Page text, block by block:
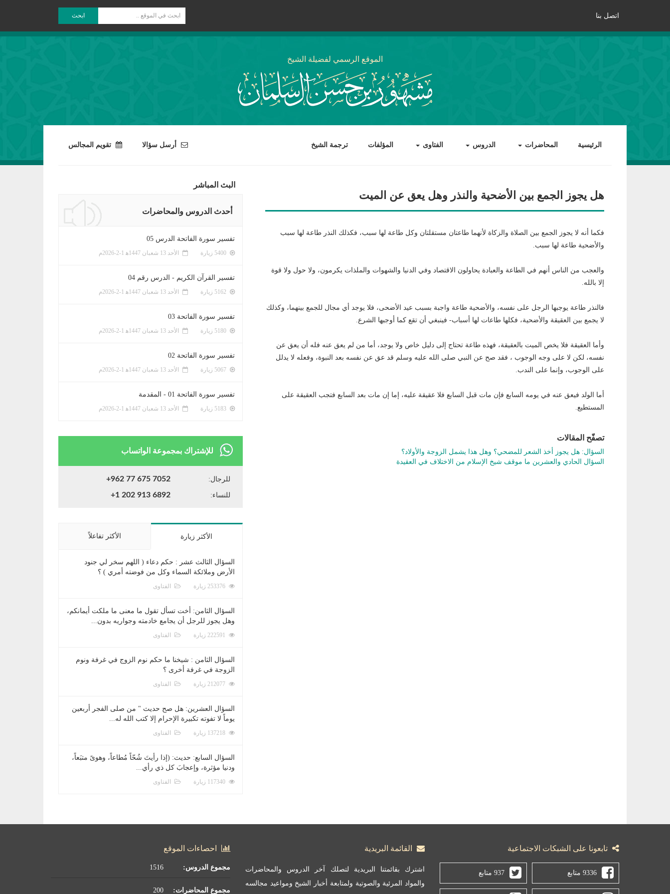
اتصل بنا ابحث
الموقع الرسمي لفضيلة الشيخ
الرئيسية المحاضرات الدروس الفتاوى المؤلفات ترجمة الشيخ أرسل سؤالا تقويم المجالس
هل يجوز الجمع بين الأضحية والنذر وهل يعق عن الميت
فكما أنه لا يجوز الجمع بين الصلاة والزكاة لأنهما طاعتان مستقلتان وكل طاعة لها سبب، فكذلك النذر طاعة لها سبب
والأضحية طاعة لها سبب.
والعجب من الناس أنهم في الطاعة والعبادة يحاولون الاقتصاد وفي الدنيا والشهوات والملذات يكرمون، ولا حول ولا قوة
إلا بالله.
فالنذر طاعة يوجبها الرجل على نفسه، والأضحية طاعة واجبة بسبب عيد الأضحى، فلا يوجد أي مجال للجمع بينهما، وكذلك
لا يجمع بين العقيقة والأضحية، فكلها طاعات لها أسباب- فينبغي أن تقع كما أوجبها الشرع.
وأما العقيقة فلا يخص الميت بالعقيقة، فهذه طاعة تحتاج إلى دليل خاص ولا يوجد، أما من لم يعق عنه فله أن يعق عن
نفسه، لكن لا على وجه الوجوب ، فقد صح عن النبي صلى الله عليه وسلم قد عق عن نفسه بعد النبوة، وفعله لا يدلل
على الوجوب، وإنما على الندب.
أما الولد فيعق عنه في يومه السابع فإن مات قبل السابع فلا عقيقة عليه، إما إن مات بعد السابع فتجب العقيقة على
المستطيع.
تصفّح المقالات
السؤال: هل يجوز أخذ الشعر للمضحي؟ وهل هذا يشمل الزوجة والأولاد؟
السؤال الحادي والعشرين ما موقف شيخ الإسلام من الاختلاف في العقيدة
البث المباشر
أحدث الدروس والمحاضرات
تفسير سورة الفاتحة الدرس 05
الأحد 13 شعبان 1447ﻫ 1-2-2026م
تفسير القرآن الكريم - الدرس رقم 04
الأحد 13 شعبان 1447ﻫ 1-2-2026م
تفسير سورة الفاتحة 03
الأحد 13 شعبان 1447ﻫ 1-2-2026م
تفسير سورة الفاتحة 02
الأحد 13 شعبان 1447ﻫ 1-2-2026م
تفسير سورة الفاتحة 01 - المقدمة
الأحد 13 شعبان 1447ﻫ 1-2-2026م
للإشتراك بمجموعة الواتساب
للرجال: +962 77 675 7052
للنساء: +1 202 913 6892
الأكثر زيارة الأكثر تفاعلاً
السؤال الثالث عشر : حكم دعاء ( اللهم سخر لي جنود
الأرض وملائكة السماء وكل من فوضته أمري ) ؟
الفتاوى
السؤال الثامن: أخت تسأل تقول ما معنى ما ملكت أيمانكم،
وهل يجوز للرجل أن يجامع خادمته وجواريه بدون...
الفتاوى
السؤال الثامن : شيخنا ما حكم نوم الزوج في غرفة ونوم
الزوجة في غرفة أخرى ؟
الفتاوى
السؤال العشرين: هل صح حديث " من صلى الفجر أربعين
يوماً لا تفوته تكبيرة الإحرام إلا كتب الله له...
الفتاوى
السؤال السابع: حديث: (إذا رأيتَ شُحّاً مُطاعاً، وهوىً متبَعاً،
ودنيا مؤثرة، وإعجابَ كل ذي رأي...
الفتاوى
تابعونا على الشبكات الاجتماعية
9336 متابع 937 متابع
القائمة البريدية
اشترك بقائمتنا البريدية لتصلك آخر الدروس والمحاضرات
والمواد المرئية والصوتية ولمتابعة أخبار الشيخ ومواعيد مجالسه
احصاءات الموقع
مجموع الدروس:
مجموع المحاضرات: